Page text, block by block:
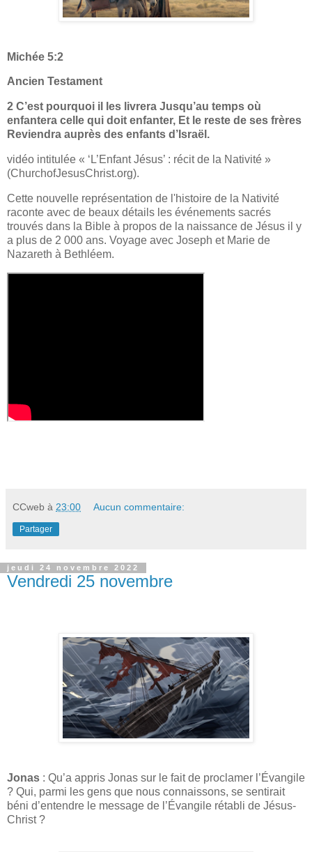
Michée 5:2
Ancien Testament
2 C’est pourquoi il les livrera Jusqu’au temps où
enfantera celle qui doit enfanter, Et le reste de ses frères
Reviendra auprès des enfants d’Israël.
vidéo intitulée « ‘L’Enfant Jésus’ : récit de la Nativité »
(ChurchofJesusChrist.org).
Cette nouvelle représentation de l'histoire de la Nativité
raconte avec de beaux détails les événements sacrés
trouvés dans la Bible à propos de la naissance de Jésus il y
a plus de 2 000 ans. Voyage avec Joseph et Marie de
Nazareth à Bethléem.
CCweb à 23:00 Aucun commentaire:
Partager
jeudi 24 novembre 2022
Vendredi 25 novembre
Jonas : Qu’a appris Jonas sur le fait de proclamer l’Évangile
? Qui, parmi les gens que nous connaissons, se sentirait
béni d’entendre le message de l’Évangile rétabli de Jésus-
Christ ?